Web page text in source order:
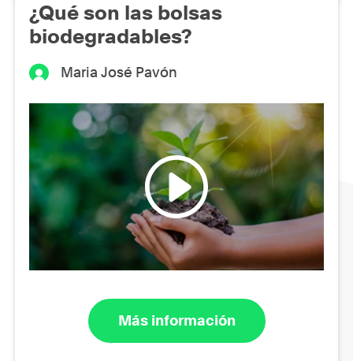
¿Qué son las bolsas
biodegradables?
Maria José Pavón
Más información